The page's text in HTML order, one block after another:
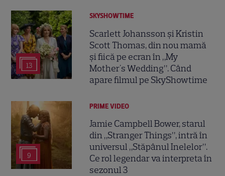
13
SKYSHOWTIME
Scarlett Johansson și Kristin
Scott Thomas, din nou mamă
și fiică pe ecran în „My
Mother's Wedding”. Când
apare filmul pe SkyShowtime
9
PRIME VIDEO
Jamie Campbell Bower, starul
din „Stranger Things”, intră în
universul „Stăpânul Inelelor”.
Ce rol legendar va interpreta în
sezonul 3